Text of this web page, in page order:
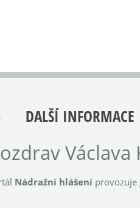
DALŠÍ INFORMACE
Václava
Nádražní hlášeníprovozuje